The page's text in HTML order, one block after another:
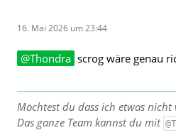
16. Mai 2026 um 23:44
Thondra scrog wäre genau
Möchtest du dass ich etwas
Das ganze Team kannst du mit